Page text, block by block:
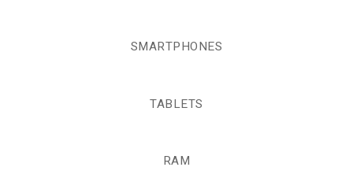
SMARTPHONES
TABLETS
RAM